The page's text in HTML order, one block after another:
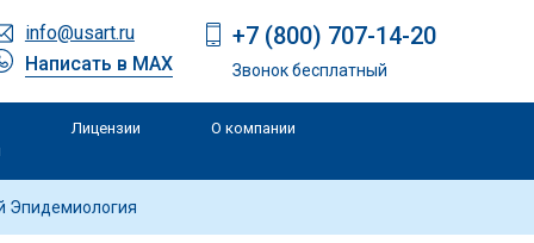
info@usart.ru
Написать в MAX
+7 (800) 707-14-20
Звонок бесплатный
Лицензии О компании
Эпидемиология